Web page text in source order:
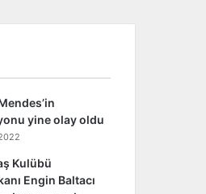
yine olay oldu
Kulübü
Engin Baltacı